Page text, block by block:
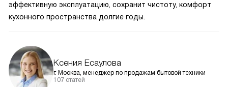
эффективную эксплуатацию, сохранит чистоту, комфорт
кухонного пространства долгие годы.
Ксения Есаулова
г. Москва, менеджер по продажам бытовой техники
107 статей